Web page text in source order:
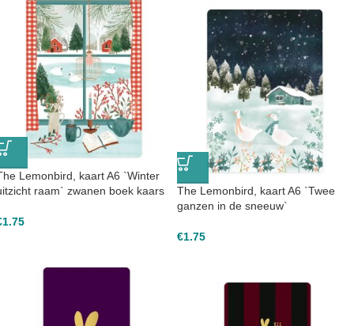
Lemonbird, kaart A6 `Winter
raam` zwanen boek kaars
1.75
The Lemonbird, kaart A6 `Twee
ganzen in de sneeuw`
€1.75